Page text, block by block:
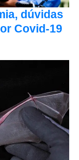
dúvidas
Covid-19